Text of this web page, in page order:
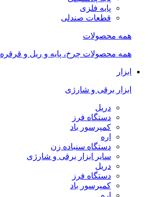
پایه فلزی
قطعات صندلی
همه محصولات
همه محصولات چرخ، پایه و ریل و قرقره
ابزار
ابزار برقی و شارژی
دریل
دستگاه فرز
کمپرسور باد
اره
دستگاه سنباده زن
سایر ابزار برقی و شارژی
دریل
دستگاه فرز
کمپرسور باد
اره